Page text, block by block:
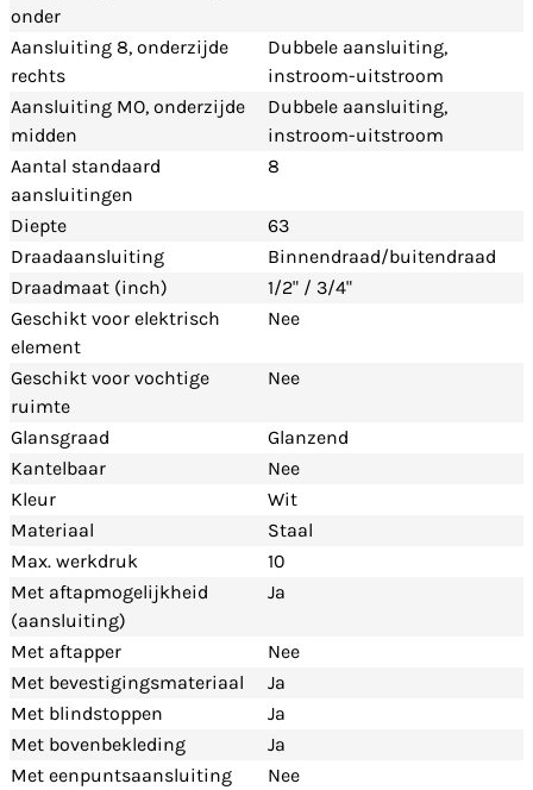
onder
Aansluiting 8, onderzijde
rechts
Dubbele aansluiting,
instroom-uitstroom
Aansluiting MO, onderzijde
midden
Dubbele aansluiting,
instroom-uitstroom
Aantal standaard
aansluitingen
8
Diepte
63
Draadaansluiting
Binnendraad/buitendraad
Draadmaat (inch)
1/2" / 3/4"
Geschikt voor elektrisch
element
Nee
Geschikt voor vochtige
ruimte
Nee
Glansgraad
Glanzend
Kantelbaar
Nee
Kleur
Wit
Materiaal
Staal
Max. werkdruk
10
Met aftapmogelijkheid
(aansluiting)
Ja
Met aftapper
Nee
Met bevestigingsmateriaal
Ja
Met blindstoppen
Ja
Met bovenbekleding
Ja
Met eenpuntsaansluiting
Nee